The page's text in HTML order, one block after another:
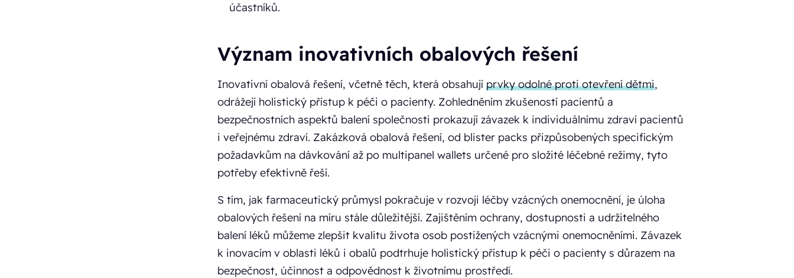
účastníků.
Význam inovativních obalových řešení
Inovativní obalová řešení, včetně těch, která obsahují prvky odolné proti otevření dětmi,
odrážejí holistický přístup k péči o pacienty. Zohledněním zkušeností pacientů a
bezpečnostních aspektů balení společnosti prokazují závazek k individuálnímu zdraví pacientů
i veřejnému zdraví. Zakázková obalová řešení, od blister packs přizpůsobených specifickým
požadavkům na dávkování až po multipanel wallets určené pro složité léčebné režimy, tyto
potřeby efektivně řeší.
S tím, jak farmaceutický průmysl pokračuje v rozvoji léčby vzácných onemocnění, je úloha
obalových řešení na míru stále důležitější. Zajištěním ochrany, dostupnosti a udržitelného
balení léků můžeme zlepšit kvalitu života osob postižených vzácnými onemocněními. Závazek
k inovacím v oblasti léků i obalů podtrhuje holistický přístup k péči o pacienty s důrazem na
bezpečnost, účinnost a odpovědnost k životnímu prostředí.